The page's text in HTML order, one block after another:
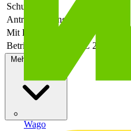
Wago
Schutzart (IP)
Antrieb, Polung
Mit LED-Anzeige
Ja
Betriebsspannung DC 250 - 250
Mehr anzeigen